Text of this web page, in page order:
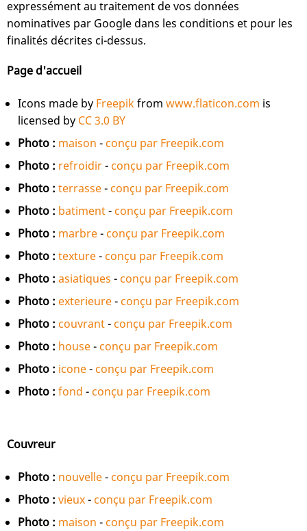
expressément au traitement de vos données
nominatives par Google dans les conditions et pour les
finalités décrites ci-dessus.
Page d'accueil
Icons made by Freepikfrom www.flaticon.com is
licensed by CC 3.0 BY
Photo : maison - conçu par Freepik.com
Photo : refroidir- conçu par Freepik.com
Photo : terrasse- conçu par Freepik.com
Photo : batiment- conçu par Freepik.com
Photo : marbre- conçu par Freepik.com
Photo : texture- conçu par Freepik.com
Photo : asiatiques - conçu par Freepik.com
Photo : exterieure- conçu par Freepik.com
Photo : couvrant- conçu par Freepik.com
Photo : house- conçu par Freepik.com
Photo : icone- conçu par Freepik.com
Photo : fond - conçu par Freepik.com
Couvreur
Photo : nouvelle- conçu par Freepik.com
Photo : vieux- conçu par Freepik.com
Photo : maison - conçu par Freepik.com